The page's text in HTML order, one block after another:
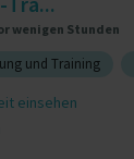
wenigen Stunden
und Training
einsehen